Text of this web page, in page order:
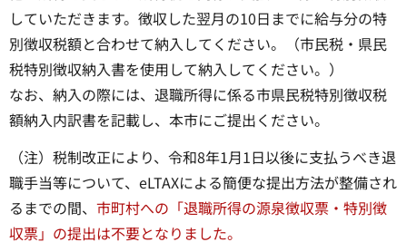
していただきます。徴収した翌月の10日までに給与分の特
別徴収税額と合わせて納入してください。（市民税・県民
税特別徴収納入書を使用して納入してください。）
なお、納入の際には、退職所得に係る市県民税特別徴収税
額納入内訳書を記載し、本市にご提出ください。
（注）税制改正により、令和8年1月1日以後に支払うべき退
職手当等について、eLTAXによる簡便な提出方法が整備され
るまでの間、 市町村への「退職所得の源泉徴収票・特別徴
収票」の提出は不要となりました。